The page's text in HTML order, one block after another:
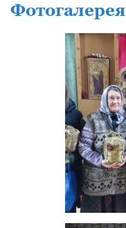
Фотогалерея